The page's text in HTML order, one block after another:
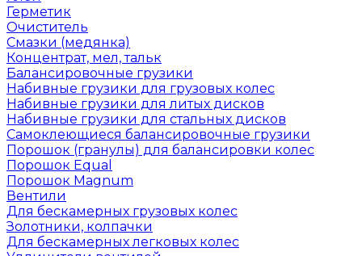
Герметик
Очиститель
Смазки (медянка)
Концентрат, мел, тальк
Балансировочные грузики
Набивные грузики для грузовых колес
Набивные грузики для литых дисков
Набивные грузики для стальных дисков
Самоклеющиеся балансировочные грузики
Порошок (гранулы) для балансировки колес
Порошок Equal
Порошок Magnum
Вентили
Для бескамерных грузовых колес
Золотники, колпачки
Для бескамерных легковых колес